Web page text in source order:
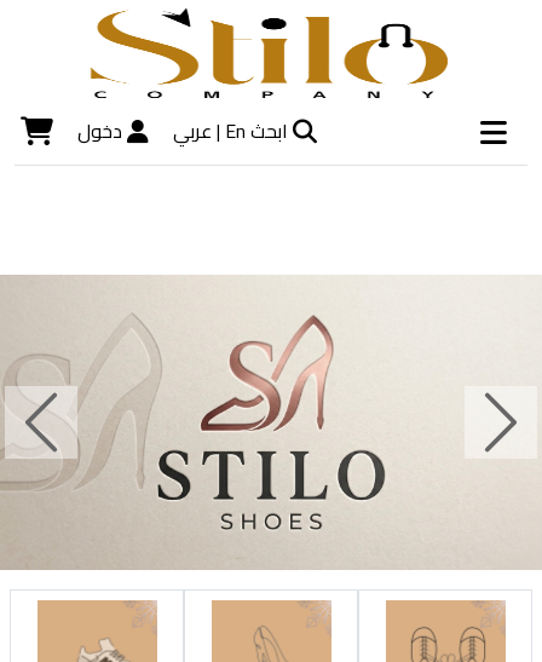
ابحثEn | عربي دخول
Previous
Next